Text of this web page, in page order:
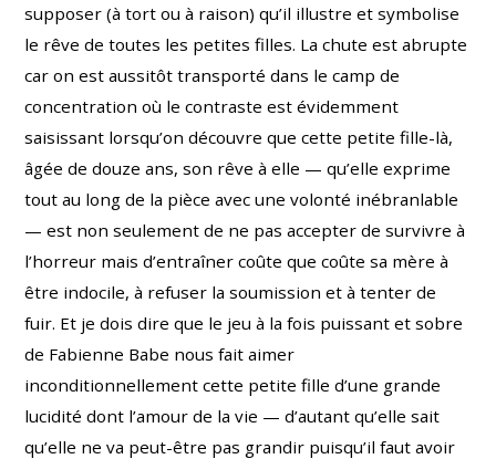
supposer (à tort ou à raison) qu’il illustre et symbolise
le rêve de toutes les petites filles. La chute est abrupte
car on est aussitôt transporté dans le camp de
concentration où le contraste est évidemment
saisissant lorsqu’on découvre que cette petite fille-là,
âgée de douze ans, son rêve à elle — qu’elle exprime
tout au long de la pièce avec une volonté inébranlable
— est non seulement de ne pas accepter de survivre à
l’horreur mais d’entraîner coûte que coûte sa mère à
être indocile, à refuser la soumission et à tenter de
fuir. Et je dois dire que le jeu à la fois puissant et sobre
de Fabienne Babe nous fait aimer
inconditionnellement cette petite fille d’une grande
lucidité dont l’amour de la vie — d’autant qu’elle sait
qu’elle ne va peut-être pas grandir puisqu’il faut avoir